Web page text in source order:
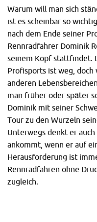
Warum will man sich
ist es scheinbar so
nach dem Ende seiner
Rennradfahrer Dominik
seinem Kopf stattfindet.
Profisports ist weg, doch
anderen
man früher oder später
Dominik mit seiner
Tour zu den Wurzeln
Unterwegs denkt er
ankommt, wenn er auf
Herausforderung ist
Rennradfahren ohne
zugleich.